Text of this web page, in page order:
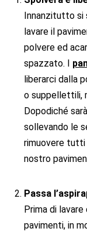
Innanzitutto si
lavare il
polvere ed
spazzato. I
liberarci dalla
o suppellettili,
Dopodiché
sollevando le
rimuovere
nostro
Passa
Prima di
pavimenti, in